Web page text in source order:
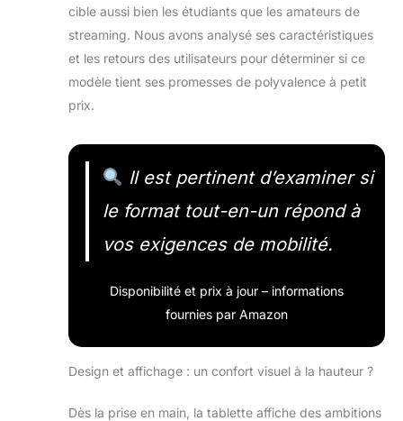
cible aussi bien les étudiants que les amateurs de
streaming. Nous avons analysé ses caractéristiques
et les retours des utilisateurs pour déterminer si ce
modèle tient ses promesses de polyvalence à petit
prix.
Il est pertinent d’examiner si
le format tout-en-un répond à
vos exigences de mobilité.
Disponibilité et prix à jour – informations
fournies par Amazon
Design et affichage : un confort visuel à la hauteur ?
Dès la prise en main, la tablette affiche des ambitions